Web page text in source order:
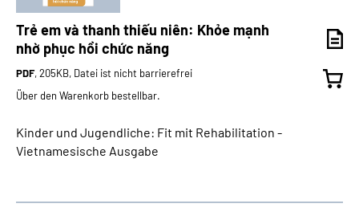
Trẻ em và thanh thiếu niên: Khỏe mạnh
nhờ phục hồi chức năng
PDF, 205KB, Datei ist nicht barrierefrei
Über den Warenkorb bestellbar.
Kinder und Jugendliche: Fit mit Rehabilitation -
Vietnamesische Ausgabe